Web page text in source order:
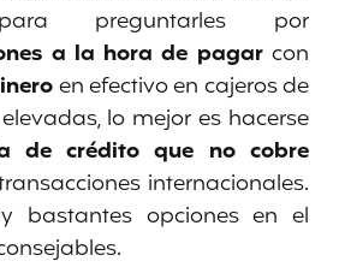
preguntarles por
a la hora de pagarcon
en efectivo en cajeros de
lo mejor es hacerse
de crédito que no cobre
internacionales.
bastantes opciones en el